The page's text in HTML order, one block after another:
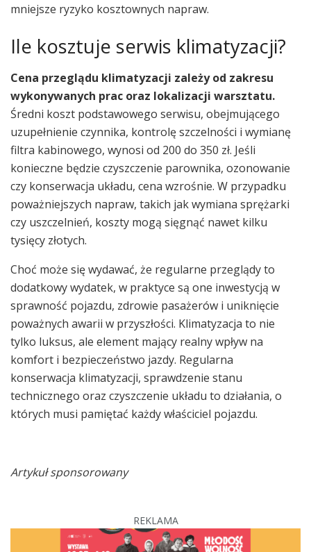
mniejsze ryzyko kosztownych napraw.
Ile kosztuje serwis klimatyzacji?
Cena przeglądu klimatyzacji zależy od zakresu
wykonywanych prac oraz lokalizacji warsztatu.
Średni koszt podstawowego serwisu, obejmującego
uzupełnienie czynnika, kontrolę szczelności i wymianę
filtra kabinowego, wynosi od 200 do 350 zł. Jeśli
konieczne będzie czyszczenie parownika, ozonowanie
czy konserwacja układu, cena wzrośnie. W przypadku
poważniejszych napraw, takich jak wymiana sprężarki
czy uszczelnień, koszty mogą sięgnąć nawet kilku
tysięcy złotych.
Choć może się wydawać, że regularne przeglądy to
dodatkowy wydatek, w praktyce są one inwestycją w
sprawność pojazdu, zdrowie pasażerów i uniknięcie
poważnych awarii w przyszłości. Klimatyzacja to nie
tylko luksus, ale element mający realny wpływ na
komfort i bezpieczeństwo jazdy. Regularna
konserwacja klimatyzacji, sprawdzenie stanu
technicznego oraz czyszczenie układu to działania, o
których musi pamiętać każdy właściciel pojazdu.
Artykuł sponsorowany
REKLAMA